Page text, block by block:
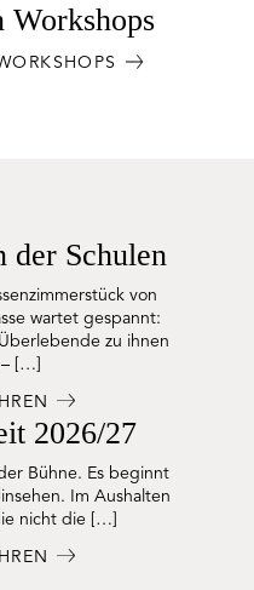
Workshops
der Schulen
von
wartet gespannt:
zu ihnen
[…]
2026/27
Bühne. Es beginnt
Im Aushalten
nicht die […]